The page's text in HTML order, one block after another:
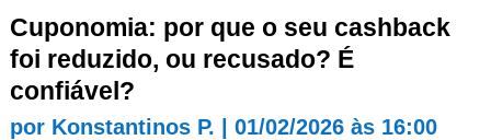
Cuponomia: por que o seu cashback
foi reduzido, ou recusado? É
confiável?
por Konstantinos P. 01/02/2026 às 16:00